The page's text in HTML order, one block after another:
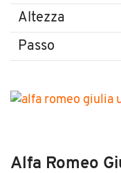
Altezza
Passo
Alfa Romeo